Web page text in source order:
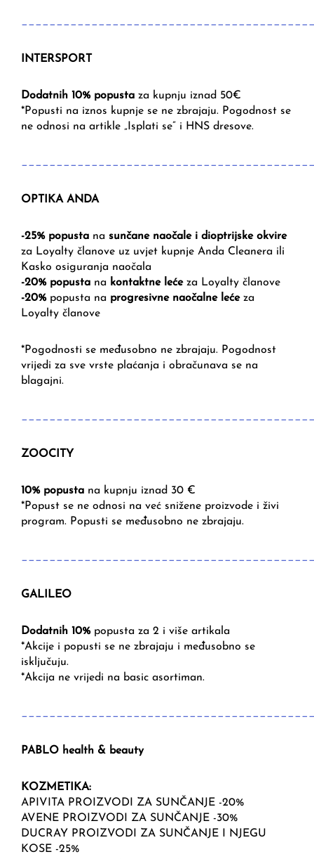
INTERSPORT
Dodatnih 10% popusta za kupnju iznad 50€
*Popusti na iznos kupnje se ne zbrajaju. Pogodnost se
ne odnosi na artikle „Isplati se” i HNS dresove.
OPTIKA ANDA
-25% popusta na sunčane naočale i dioptrijske okvire
za Loyalty članove uz uvjet kupnje Anda Cleanera ili
Kasko osiguranja naočala
-20% popusta na kontaktne lećeza Loyalty članove
-20% popusta na progresivne naočalne leće za
Loyalty članove
*Pogodnosti se međusobno ne zbrajaju. Pogodnost
vrijedi za sve vrste plaćanja i obračunava se na
blagajni.
ZOOCITY
10% popusta na kupnju iznad 30 €
*Popust se ne odnosi na već snižene proizvode i živi
program. Popusti se međusobno ne zbrajaju.
GALILEO
Dodatnih 10%popusta za 2 i više artikala
*Akcije i popusti se ne zbrajaju i međusobno se
isključuju.
*Akcija ne vrijedi na basic asortiman.
PABLO health & beauty
KOZMETIKA:
APIVITA PROIZVODI ZA SUNČANJE -20%
AVENE PROIZVODI ZA SUNČANJE -30%
DUCRAY PROIZVODI ZA SUNČANJE I NJEGU
KOSE -25%